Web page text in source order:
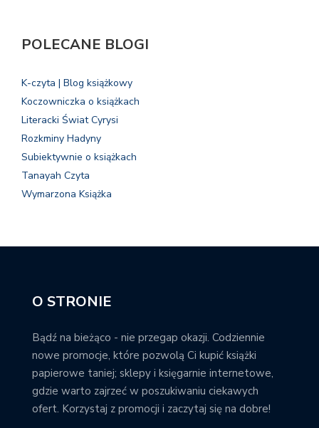
POLECANE BLOGI
K-czyta | Blog książkowy
Koczowniczka o książkach
Literacki Świat Cyrysi
Rozkminy Hadyny
Subiektywnie o książkach
Tanayah Czyta
Wymarzona Książka
O STRONIE
Bądź na bieżąco - nie przegap okazji. Codziennie
nowe promocje, które pozwolą Ci kupić książki
papierowe taniej; sklepy i księgarnie internetowe,
gdzie warto zajrzeć w poszukiwaniu ciekawych
ofert. Korzystaj z promocji i zaczytaj się na dobre!